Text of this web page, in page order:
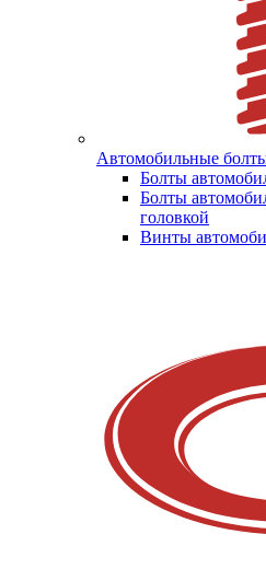
Автомобильные
Болты
Болты
головкой
Винты